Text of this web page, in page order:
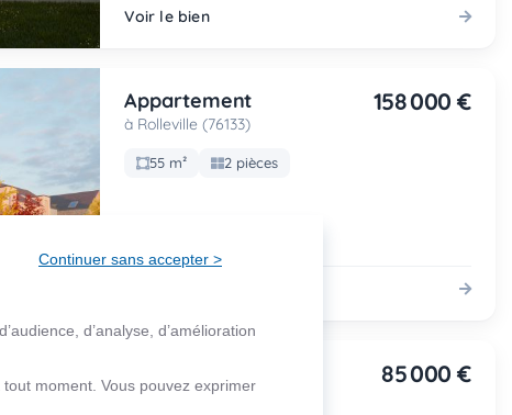
Voir le bien
Appartement
à Rolleville (76133)
158 000 €
55 m² 2 pièces
à Le Petit-Quevilly (76140)
85 000 €
Continuer sans accepter >
d’analyse, d’amélioration
moment. Vous pouvez exprimer